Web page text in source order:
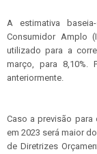
A estimativa
Consumidor Amplo
utilizado para a
março, para 8,10%.
anteriormente.
Caso a previsão para
em 2023 será maior
de Diretrizes